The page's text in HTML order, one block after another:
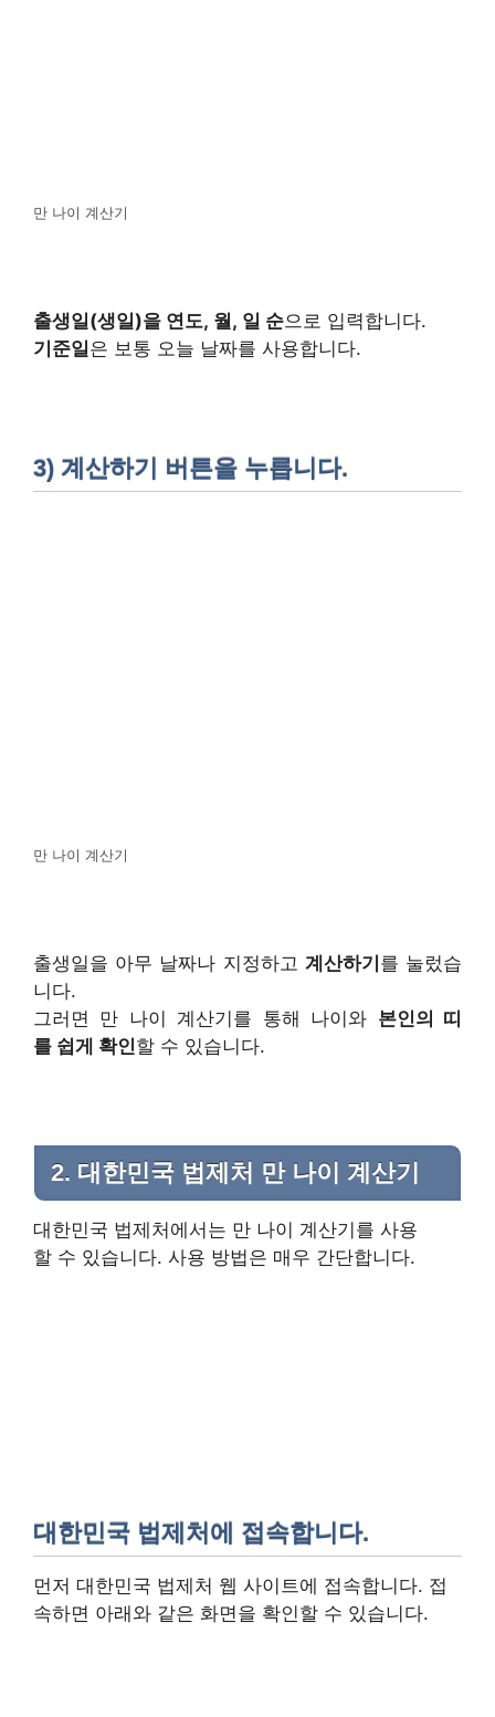
만 나이 계산기
출생일(생일)을 연도, 월, 일 순으로 입력합니다.
기준일은 보통 오늘 날짜를 사용합니다.
3) 계산하기 버튼을 누릅니다.
만 나이 계산기
출생일을 아무 날짜나 지정하고 계산하기 를 눌렀습
니다.
그러면 만 나이 계산기를 통해 나이와 본인의 띠
를 쉽게 확인할 수 있습니다.
2. 대한민국 법제처 만 나이 계산기
대한민국 법제처에서는 만 나이 계산기를 사용
할 수 있습니다. 사용 방법은 매우 간단합니다.
대한민국 법제처에 접속합니다.
먼저 대한민국 법제처 웹 사이트에 접속합니다. 접
속하면 아래와 같은 화면을 확인할 수 있습니다.